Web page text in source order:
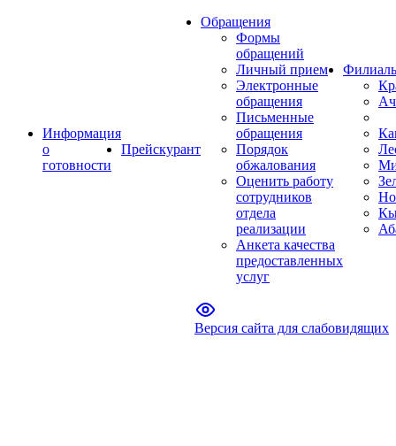
Информация
о
готовности
Прейскурант
Обращения
Формы
обращений
Личный прием
Электронные
обращения
Письменные
обращения
Порядок
обжалования
Оценить работу
сотрудников
отдела
реализации
Анкета качества
предоставленных
услуг
Версия сайта для слабовидящих